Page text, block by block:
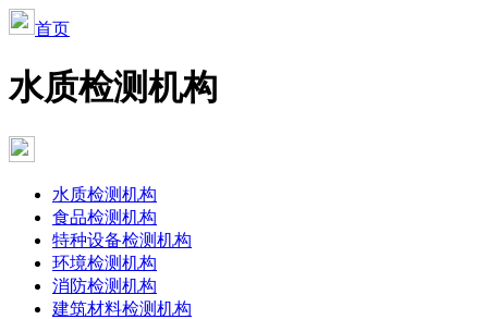
首页
水质检测机构
水质检测机构
食品检测机构
特种设备检测机构
环境检测机构
消防检测机构
建筑材料检测机构